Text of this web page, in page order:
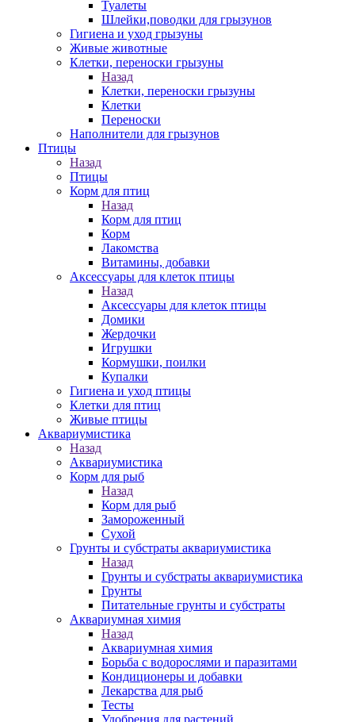
Туалеты
Шлейки,поводки для грызунов
Гигиена и уход грызуны
Живые животные
Клетки, переноски грызуны
Назад
Клетки, переноски грызуны
Клетки
Переноски
Наполнители для грызунов
Птицы
Назад
Птицы
Корм для птиц
Назад
Корм для птиц
Корм
Лакомства
Витамины, добавки
Аксессуары для клеток птицы
Назад
Аксессуары для клеток птицы
Домики
Жердочки
Игрушки
Кормушки, поилки
Купалки
Гигиена и уход птицы
Клетки для птиц
Живые птицы
Аквариумистика
Назад
Аквариумистика
Корм для рыб
Назад
Корм для рыб
Замороженный
Сухой
Грунты и субстраты аквариумистика
Назад
Грунты и субстраты аквариумистика
Грунты
Питательные грунты и субстраты
Аквариумная химия
Назад
Аквариумная химия
Борьба с водорослями и паразитами
Кондиционеры и добавки
Лекарства для рыб
Тесты
Удобрения для растений